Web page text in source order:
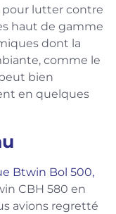
pour lutter contre
haut de gamme
dont la
comme le
bien
en quelques
Btwin Bol 500,
CBH 580 en
avions regretté